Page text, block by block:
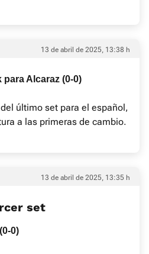
13 de abril de 2025, 13:38 h
para Alcaraz (0-0)
último set para el español,
a las primeras de cambio.
13 de abril de 2025, 13:35 h
set
0)